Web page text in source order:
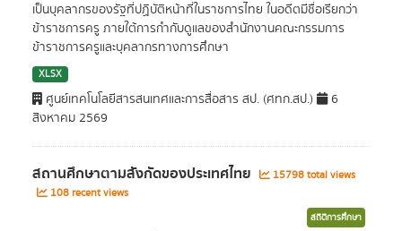
เป็นบุคลากรของรัฐที่ปฏิบัติหน้าที่ในราชการไทย ในอดีตมีชื่อเรียกว่า
ข้าราชการครู ภายใต้การกำกับดูแลของสำนักงานคณะกรรมการ
ข้าราชการครูและบุคลากรทางการศึกษา
XLSX
ศูนย์เทคโนโลยีสารสนเทศและการสื่อสาร สป. (ศทก.สป.)
6
สิงหาคม 2569
สถานศึกษาตามสังกัดของประเทศไทย
15798 total views
108 recent views
สถิติการศึกษา